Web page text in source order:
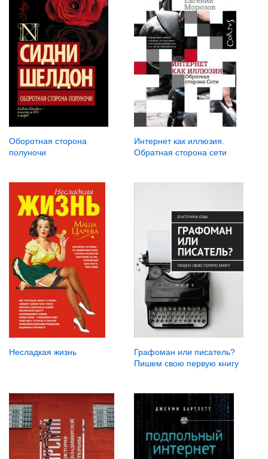
Оборотная сторона
полуночи
Интернет как иллюзия.
Обратная сторона сети
Несладкая жизнь
Графоман или писатель?
Пишем свою первую книгу